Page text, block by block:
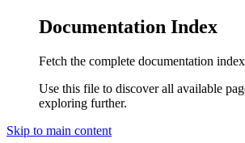
Documentation Index
Fetch the complete documentation
Use this file to discover all available
exploring further.
Skip to main content